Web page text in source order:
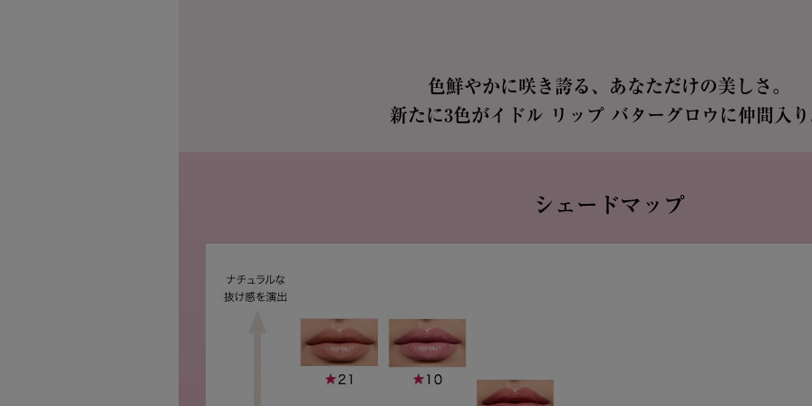
色鮮やかに咲き誇る、 あなただけの美しさ。
新たに3色がイドル リップ バターグロウに仲間入
シェードマップ